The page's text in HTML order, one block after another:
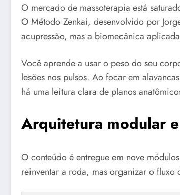
O mercado de massoterapia está
O Método Zenkai, desenvolvido por
acupressão, mas a biomecânica
Você aprende a usar o peso do seu
lesões nos pulsos. Ao focar em
há uma leitura clara de planos
Arquitetura modular
O conteúdo é entregue em nove
reinventar a roda, mas organizar o fluxo